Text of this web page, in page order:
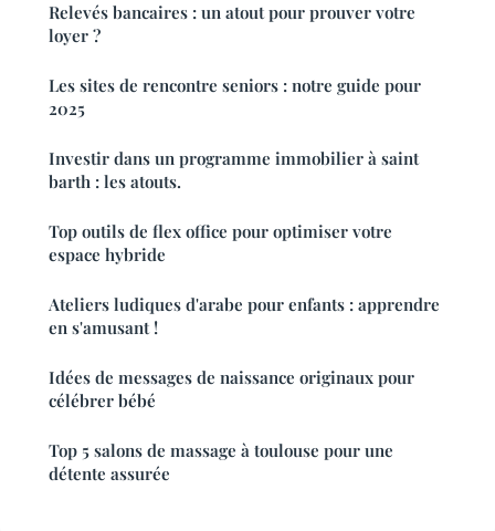
Relevés bancaires : un atout pour prouver votre
loyer ?
Les sites de rencontre seniors : notre guide pour
2025
Investir dans un programme immobilier à saint
barth : les atouts.
Top outils de flex office pour optimiser votre
espace hybride
Ateliers ludiques d'arabe pour enfants : apprendre
en s'amusant !
Idées de messages de naissance originaux pour
célébrer bébé
Top 5 salons de massage à toulouse pour une
détente assurée